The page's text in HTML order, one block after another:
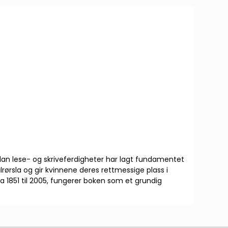
lese- og skriveferdigheter har lagt fundamentet
og gir kvinnene deres rettmessige plass i
til 2005, fungerer boken som et grundig